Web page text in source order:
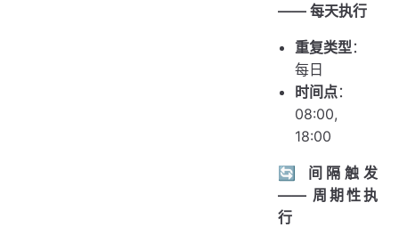
—— 每天执行
重复类型 ：
每日
时间点：
08:00,
18:00
🔄 间隔触发
—— 周期性执
行